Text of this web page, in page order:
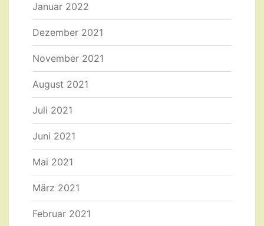
Januar 2022
Dezember 2021
November 2021
August 2021
Juli 2021
Juni 2021
Mai 2021
März 2021
Februar 2021